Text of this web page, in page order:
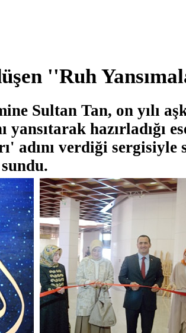
''Ruh
Sultan Tan, on yılı
yansıtarak hazırladığı
adını verdiği sergisiyle